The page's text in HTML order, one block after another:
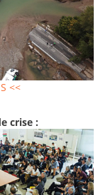
<<
crise :